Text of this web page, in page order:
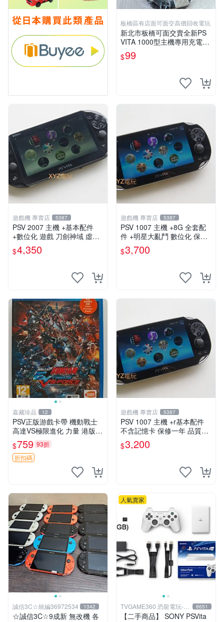
板橋區有店面可面交高價回收電玩
新北市板橋可面交賣全新PS
VITA 1000型主機專用充電
線....超便宜只賣99元
$99
遊戲機 專賣店 5387
PSV 2007 主機 +基本配件
+數位化 遊戲 刀劍神域 虛空
幻界 保修一年
$4,350
遊戲機 專賣店 5387
PSV 1007 主機 +8G 全套配
件 +明星大亂鬥 數位化 保修
一年 品質有保障
$3,700
嘉藏珍品 12
PSV正版游戲卡帶 機動戰士
高達VS極限進化 力量 港版中
文 盒裝全新未開封，支持所
有日版，港版或其他地區的P
SV游戲機主機，（除外），
$759 93折
折扣碼
遊戲機 專賣店 5387
PSV 1007 主機 +r基本配件
不含記憶卡 保修一年 品質有
保障
$3,200
誠信3C☆統編36972534 1342
☆誠信3C☆9成新 無改機 各
人氣賣家
TVGAME360 恐龍電玩-台
中店
8651
【二手商品】 SONY PSVita